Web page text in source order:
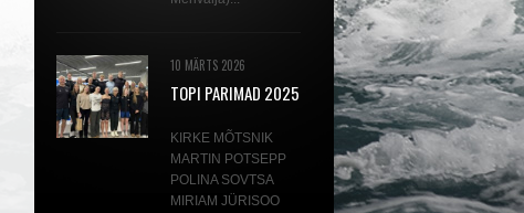
10 MÄRTS 2026
TOPI PARIMAD 2025
KIRKE MÕTSNIK
MARTIN POTSEPP
POLINA SOVTSA
MIRIAM JÜRISOO